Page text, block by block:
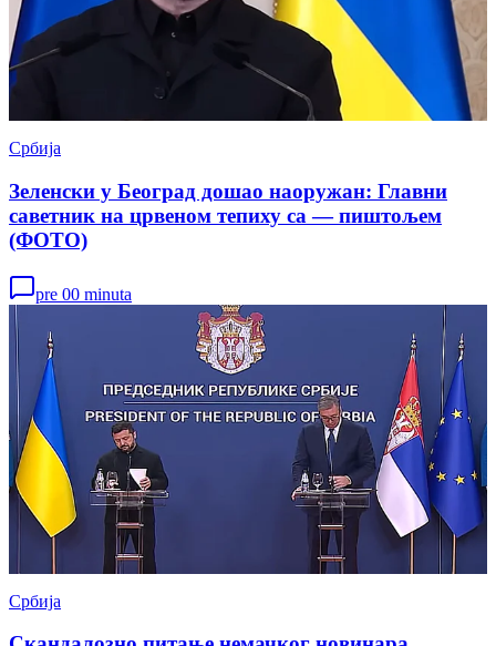
Србија
Зеленски у Београд дошао наоружан: Главни
саветник на црвеном тепиху са — пиштољем
(ФОТО)
pre 00 minuta
Србија